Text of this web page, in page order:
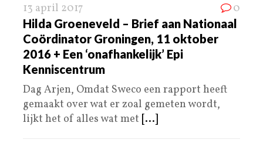
13 april 2017 0
Hilda Groeneveld – Brief aan Nationaal
Coördinator Groningen, 11 oktober
2016 + Een ‘onafhankelijk’ Epi
Kenniscentrum
Dag Arjen, Omdat Sweco een rapport heeft
gemaakt over wat er zoal gemeten wordt,
lijkt het of alles wat met [...]